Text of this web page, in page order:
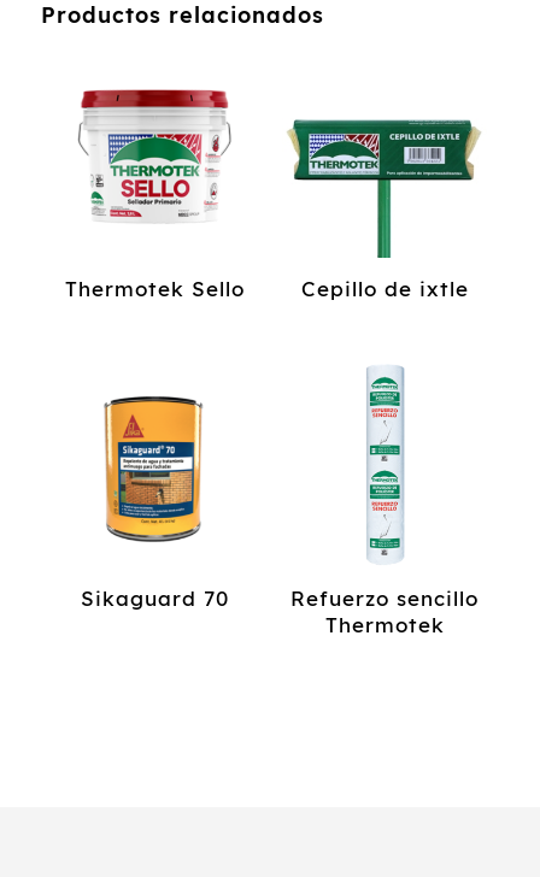
Productos relacionados
Thermotek Sello Cepillo de ixtle
Sikaguard 70
Refuerzo sencillo
Thermotek